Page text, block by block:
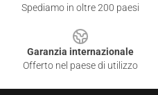
Spediamo in oltre 200 paesi
Garanzia internazionale
Offerto nel paese di utilizzo